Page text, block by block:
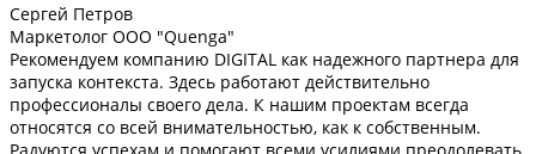
Сергей Петров
Маркетолог ООО "Quenga"
Рекомендуем компанию DIGITAL как надежного партнера для
запуска контекста. Здесь работают действительно
профессионалы своего дела. К нашим проектам всегда
относятся со всей внимательностью, как к собственным.